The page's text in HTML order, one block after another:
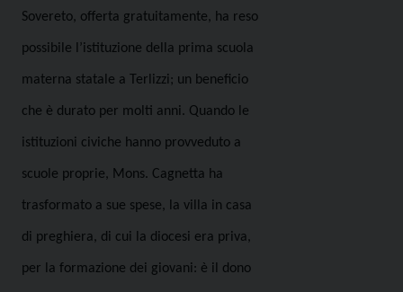
Sovereto, offerta gratuitamente, ha reso
possibile l’istituzione della prima scuola
materna statale a Terlizzi; un beneficio
che è durato per molti anni. Quando le
istituzioni civiche hanno provveduto a
scuole proprie, Mons. Cagnetta ha
trasformato a sue spese, la villa in casa
di preghiera, di cui la diocesi era priva,
per la formazione dei giovani: è il dono